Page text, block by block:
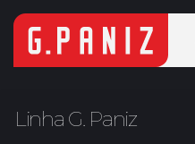
Linha G. Paniz